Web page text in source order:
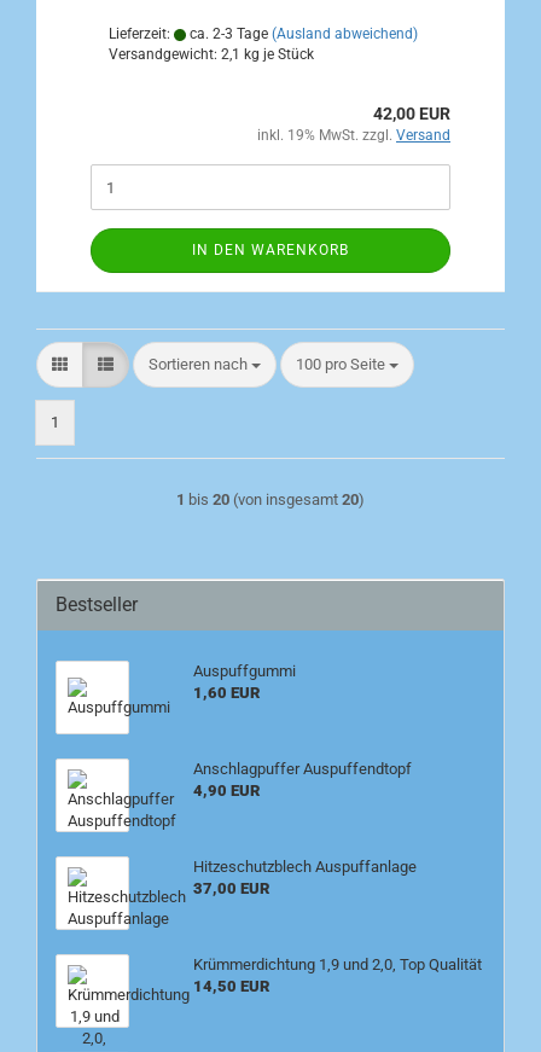
Lieferzeit: ca. 2-3 Tage (Ausland abweichend)
Versandgewicht: 2,1 kg je Stück
42,00 EUR
inkl. 19% MwSt. zzgl. Versand
IN DEN WARENKORB
Sortieren nach
Sortieren nach 100 pro Seite
pro Seite
1
1 bis 20 (von insgesamt 20)
Bestseller
Auspuffgummi
1,60 EUR
Anschlagpuffer Auspuffendtopf
4,90 EUR
Hitzeschutzblech Auspuffanlage
37,00 EUR
Krümmerdichtung 1,9 und 2,0, Top Qualität
14,50 EUR